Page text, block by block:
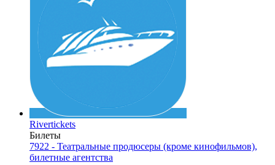
Rivertickets
Билеты
7922 - Театральные продюсеры (кроме кинофильмов),
билетные агентства